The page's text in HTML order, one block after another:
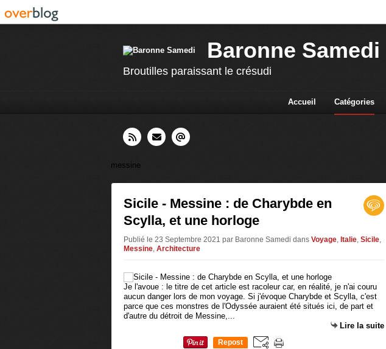
Baronne Samedi
Broutilles paraissant le crésudi
Accueil Catégories
messine
Sicile - Messine : de Charybde en
Scylla, et une horloge
Publié le 23 Septembre 2021 par Baronne Samedi dans Voyage, Italie, Sicile,
Messine, Architecture
Je l'avoue : le titre de cet article est racoleur car, en réalité, je n'ai couru
aucun danger lors de mon voyage. Si j'évoque Charybde et Scylla, c'est
parce que ces monstres de l'Odyssée auraient été situés ici, de part et
d'autre du détroit de Messine,...
Lire la suite
Repost